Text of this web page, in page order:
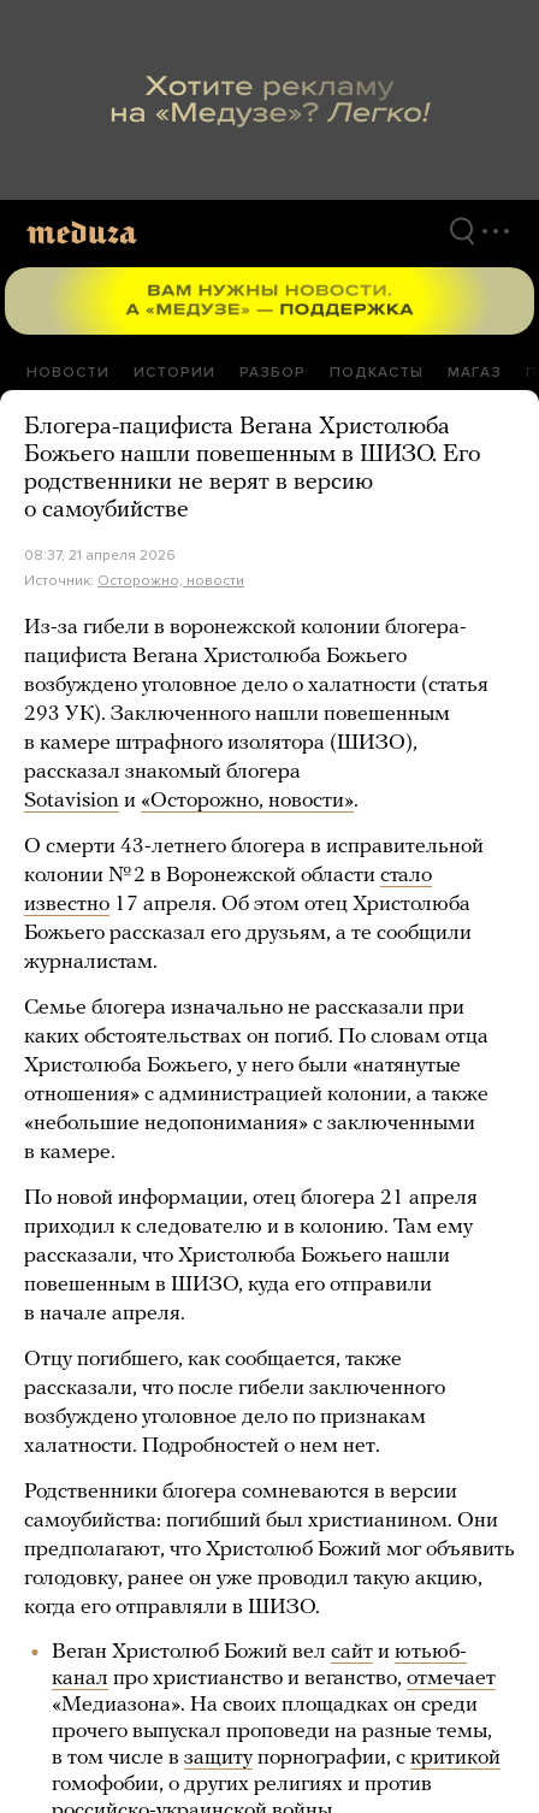
НОВОСТИ ИСТОРИИ РАЗБОР ПОДКАСТЫ МАГАЗ
Блогера-пацифиста Вегана Христолюба
Божьего нашли повешенным в ШИЗО. Его
родственники не верят в версию
о самоубийстве
08:37, 21 апреля 2026
Источник: Осторожно, новости
Из-за гибели в воронежской колонии блогера-
пацифиста Вегана Христолюба Божьего
возбуждено уголовное дело о халатности (статья
293 УК). Заключенного нашли повешенным
в камере штрафного изолятора (ШИЗО),
рассказал знакомый блогера
Sotavision и «Осторожно, новости».
О смерти 43-летнего блогера в исправительной
колонии № 2 в Воронежской области стало
известно 17 апреля. Об этом отец Христолюба
Божьего рассказал его друзьям, а те сообщили
журналистам.
Семье блогера изначально не рассказали при
каких обстоятельствах он погиб. По словам отца
Христолюба Божьего, у него были «натянутые
отношения» с администрацией колонии, а также
«небольшие недопонимания» с заключенными
в камере.
По новой информации, отец блогера 21 апреля
приходил к следователю и в колонию. Там ему
рассказали, что Христолюба Божьего нашли
повешенным в ШИЗО, куда его отправили
в начале апреля.
Отцу погибшего, как сообщается, также
рассказали, что после гибели заключенного
возбуждено уголовное дело по признакам
халатности. Подробностей о нем нет.
Родственники блогера сомневаются в версии
самоубийства: погибший был христианином. Они
предполагают, что Христолюб Божий мог объявить
голодовку, ранее он уже проводил такую акцию,
когда его отправляли в ШИЗО.
Веган Христолюб Божий вел сайт и ютьюб-
канал про христианство и веганство, отмечает
«Медиазона». На своих площадках он среди
прочего выпускал проповеди на разные темы,
в том числе в защитупорнографии, с критикой
гомофобии, о других религиях и против